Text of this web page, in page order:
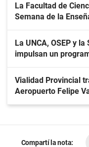
La Facultad de
Semana de la
La UNCA, OSEP y
impulsan un
Vialidad Provincial
Aeropuerto Felipe
Compartí la nota: